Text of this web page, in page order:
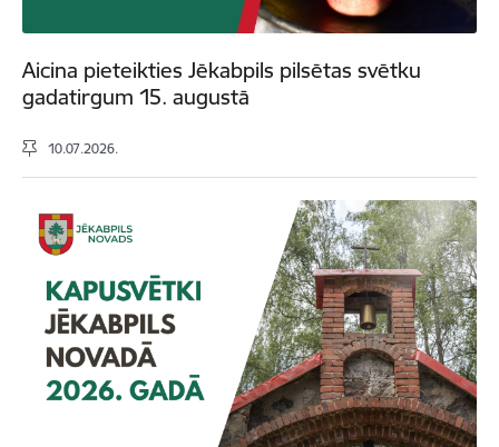
Aicina pieteikties Jēkabpils pilsētas svētku
gadatirgum 15. augustā
10.07.2026.